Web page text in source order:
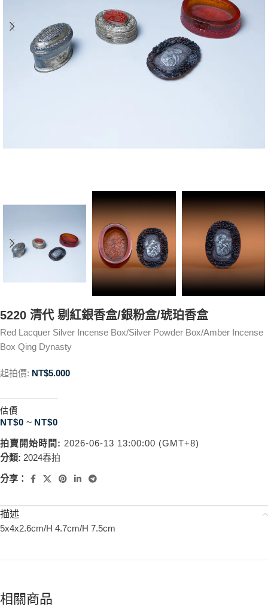
5220 清代 剔紅銀香盒/銀粉盒/琥珀香盒
Red Lacquer Silver Incense Box/Silver Powder Box/Amber Incense
Box Qing Dynasty
起拍價: NT$5.000
估價
NT$0 ~ NT$0
拍賣開始時間: 2026-06-13 13:00:00 (GMT+8)
分類: 2024春拍
分享：
描述
5x4x2.6cm/H 4.7cm/H 7.5cm
相關商品